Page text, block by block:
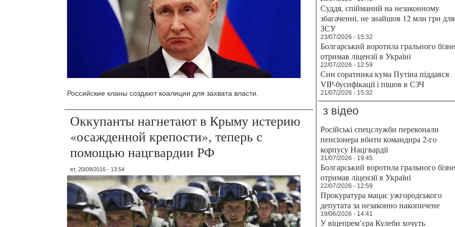
Российские кланы создают коалиции для захвата власти.
Оккупанты нагнетают в Крыму истерию
«осажденной крепости», теперь с
помощью нацгвардии РФ
вт, 20/09/2016 - 13:54
Суддя, спійманий на незаконному
збагаченні, не знайшов 12 млн грн для
ЗСУ
23/07/2026 - 15:32
Болгарський воротила грального
отримав ліцензії в Україні
22/07/2026 - 12:59
Син соратника кума Путіна піддався
VIP-бусифікації і пішов в СЗЧ
21/07/2026 - 15:32
з відео
Російські спецслужби переконали
пенсіонера вбити командира 2-го
корпусу Нацгвардії
31/07/2026 - 19:45
Болгарський воротила грального
отримав ліцензії в Україні
22/07/2026 - 12:59
Прокуратура мацає ужгородського
депутата за незаконно накопичене
19/06/2026 - 14:41
У віцепрем’єра Кулеби хочуть